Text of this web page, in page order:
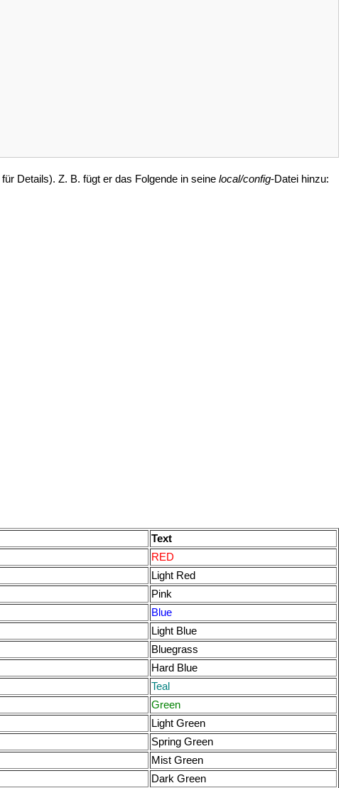
für Details). Z. B. fügt er das Folgende in seine local/config-Datei hinzu:
Text
RED
Light Red
Pink
Blue
Light Blue
Bluegrass
Hard Blue
Teal
Green
Light Green
Spring Green
Mist Green
Dark Green